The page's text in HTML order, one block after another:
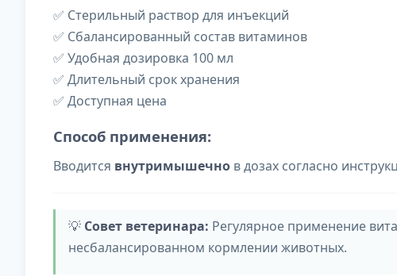
✅ Стерильный раствор для инъекций
✅ Сбалансированный состав витаминов
✅ Удобная дозировка 100 мл
✅ Длительный срок хранения
✅ Доступная цена
Способ применения:
Вводится внутримышечно в дозах согласно
💡 Совет ветеринара: Регулярное применение
несбалансированном кормлении животных.